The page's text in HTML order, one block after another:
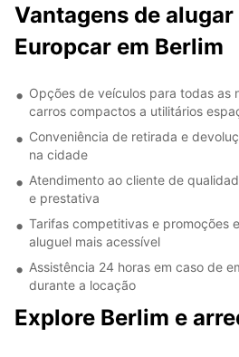
Vantagens de alugar
Europcar em Berlim
Opções de veículos para todas as
carros compactos a utilitários
Conveniência de retirada e
na cidade
Atendimento ao cliente de
e prestativa
Tarifas competitivas e promoções
aluguel mais acessível
Assistência 24 horas em caso de
durante a locação
Explore Berlim e